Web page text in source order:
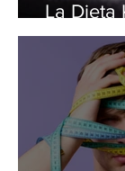
La Dieta